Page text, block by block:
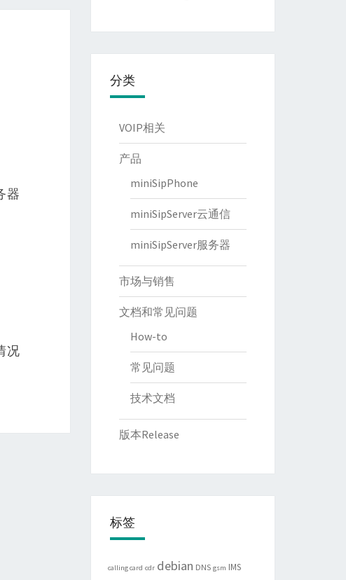
器
况
分类
VOIP相关
产品
miniSipPhone
miniSipServer云通信
miniSipServer服务器
市场与销售
文档和常见问题
How-to
常见问题
技术文档
版本Release
标签
calling card cdr debian DNS gsm IMS